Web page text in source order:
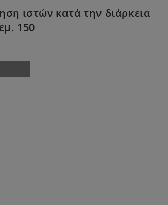
ιστών κατά την διάρκεια
150